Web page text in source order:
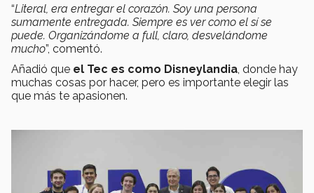
“Literal, era entregar el corazón. Soy una persona
sumamente entregada. Siempre es ver como el sí se
puede. Organizándome a full, claro, desvelándome
mucho”, comentó.
Añadió que el Tec es como Disneylandia, donde hay
muchas cosas por hacer, pero es importante elegir las
que más te apasionen.